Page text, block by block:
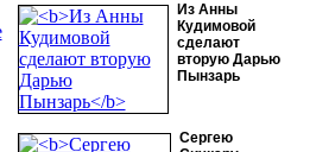
Из Анны
Кудимовой
сделают
вторую Дарью
Пынзарь
Сергею